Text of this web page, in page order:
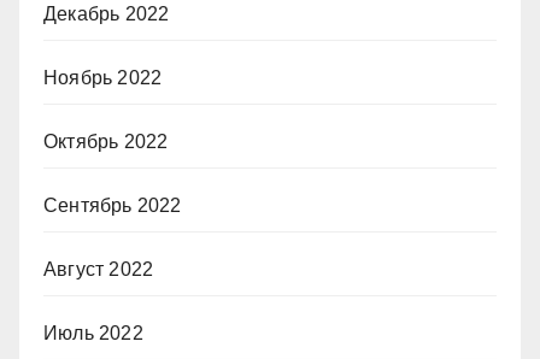
Декабрь 2022
Ноябрь 2022
Октябрь 2022
Сентябрь 2022
Август 2022
Июль 2022